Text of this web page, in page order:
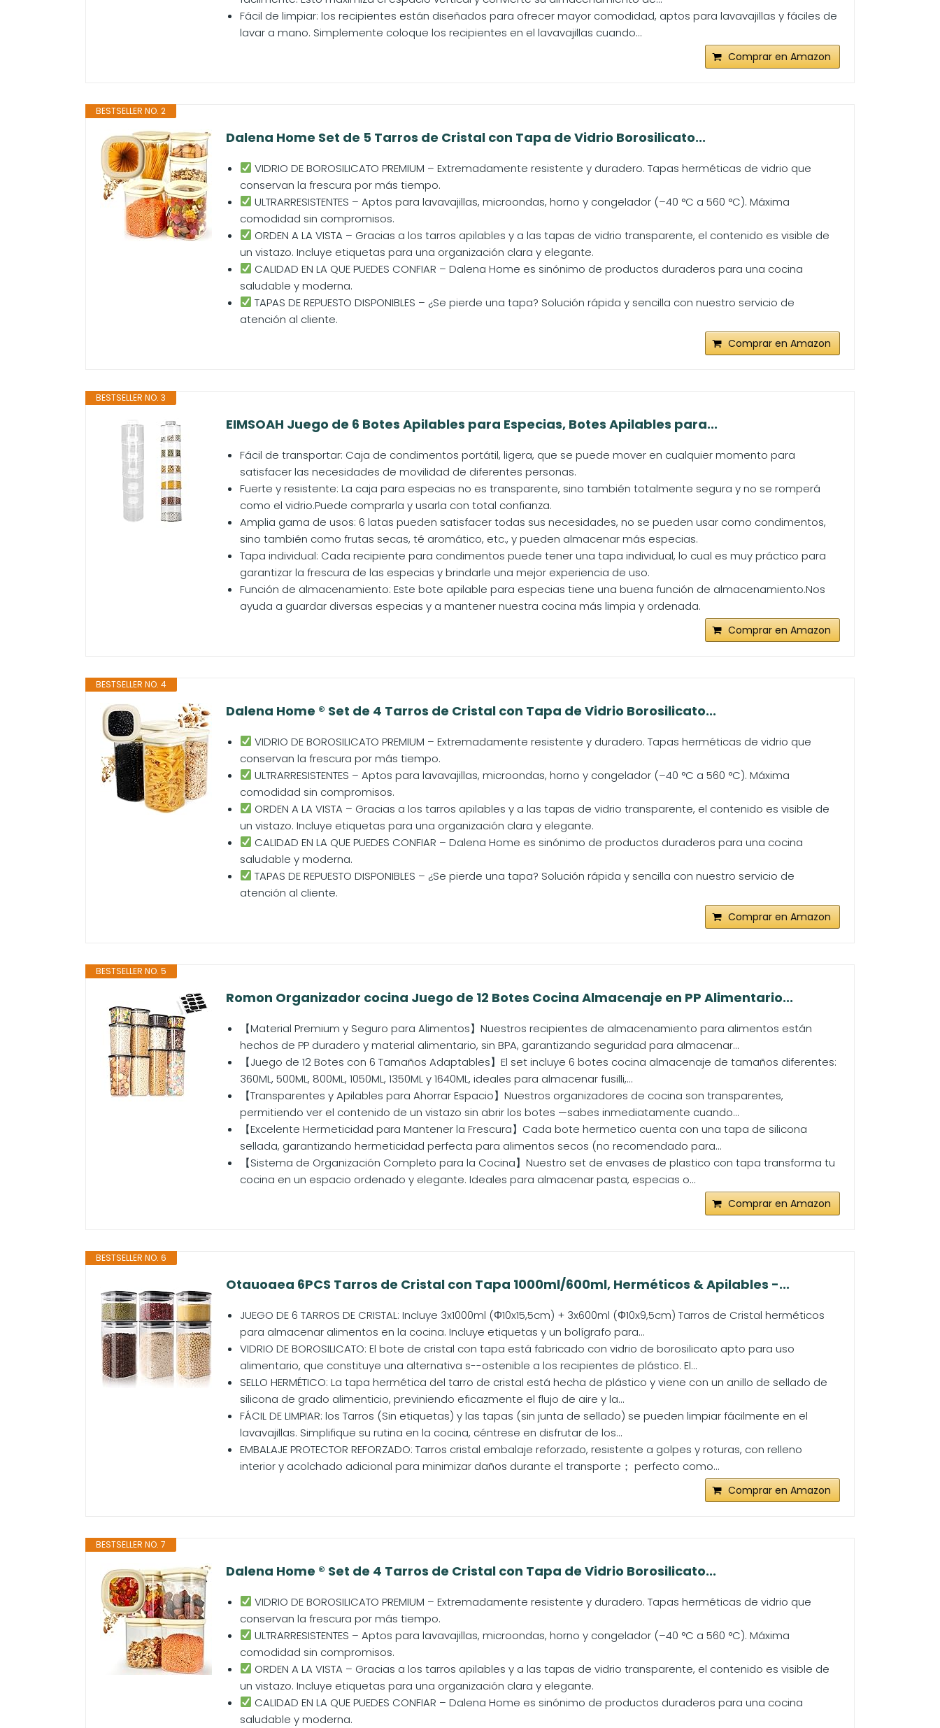
Fácil de limpiar: los recipientes están diseñados para ofrecer mayor comodidad, aptos para lavavajillas y fáciles de
lavar a mano. Simplemente coloque los recipientes en el lavavajillas cuando...
Comprar en Amazon
BESTSELLER NO. 2
Dalena Home Set de 5 Tarros de Cristal con Tapa de Vidrio Borosilicato...
VIDRIO DE BOROSILICATO PREMIUM – Extremadamente resistente y duradero. Tapas herméticas de vidrio que
conservan la frescura por más tiempo.
ULTRARRESISTENTES – Aptos para lavavajillas, microondas, horno y congelador (–40 °C a 560 °C). Máxima
comodidad sin compromisos.
ORDEN A LA VISTA – Gracias a los tarros apilables y a las tapas de vidrio transparente, el contenido es visible de
un vistazo. Incluye etiquetas para una organización clara y elegante.
CALIDAD EN LA QUE PUEDES CONFIAR – Dalena Home es sinónimo de productos duraderos para una cocina
saludable y moderna.
TAPAS DE REPUESTO DISPONIBLES – ¿Se pierde una tapa? Solución rápida y sencilla con nuestro servicio de
atención al cliente.
Comprar en Amazon
BESTSELLER NO. 3
EIMSOAH Juego de 6 Botes Apilables para Especias, Botes Apilables para...
Fácil de transportar: Caja de condimentos portátil, ligera, que se puede mover en cualquier momento para
satisfacer las necesidades de movilidad de diferentes personas.
Fuerte y resistente: La caja para especias no es transparente, sino también totalmente segura y no se romperá
como el vidrio.Puede comprarla y usarla con total confianza.
Amplia gama de usos: 6 latas pueden satisfacer todas sus necesidades, no se pueden usar como condimentos,
sino también como frutas secas, té aromático, etc., y pueden almacenar más especias.
Tapa individual: Cada recipiente para condimentos puede tener una tapa individual, lo cual es muy práctico para
garantizar la frescura de las especias y brindarle una mejor experiencia de uso.
Función de almacenamiento: Este bote apilable para especias tiene una buena función de almacenamiento.Nos
ayuda a guardar diversas especias y a mantener nuestra cocina más limpia y ordenada.
Comprar en Amazon
BESTSELLER NO. 4
Dalena Home ® Set de 4 Tarros de Cristal con Tapa de Vidrio Borosilicato...
VIDRIO DE BOROSILICATO PREMIUM – Extremadamente resistente y duradero. Tapas herméticas de vidrio que
conservan la frescura por más tiempo.
ULTRARRESISTENTES – Aptos para lavavajillas, microondas, horno y congelador (–40 °C a 560 °C). Máxima
comodidad sin compromisos.
ORDEN A LA VISTA – Gracias a los tarros apilables y a las tapas de vidrio transparente, el contenido es visible de
un vistazo. Incluye etiquetas para una organización clara y elegante.
CALIDAD EN LA QUE PUEDES CONFIAR – Dalena Home es sinónimo de productos duraderos para una cocina
saludable y moderna.
TAPAS DE REPUESTO DISPONIBLES – ¿Se pierde una tapa? Solución rápida y sencilla con nuestro servicio de
atención al cliente.
Comprar en Amazon
BESTSELLER NO. 5
Romon Organizador cocina Juego de 12 Botes Cocina Almacenaje en PP Alimentario...
【Material Premium y Seguro para Alimentos】Nuestros recipientes de almacenamiento para alimentos están
hechos de PP duradero y material alimentario, sin BPA, garantizando seguridad para almacenar...
【Juego de 12 Botes con 6 Tamaños Adaptables】El set incluye 6 botes cocina almacenaje de tamaños diferentes:
360ML, 500ML, 800ML, 1050ML, 1350ML y 1640ML, ideales para almacenar fusilli,...
【Transparentes y Apilables para Ahorrar Espacio】Nuestros organizadores de cocina son transparentes,
permitiendo ver el contenido de un vistazo sin abrir los botes —sabes inmediatamente cuando...
【Excelente Hermeticidad para Mantener la Frescura】Cada bote hermetico cuenta con una tapa de silicona
sellada, garantizando hermeticidad perfecta para alimentos secos (no recomendado para...
【Sistema de Organización Completo para la Cocina】Nuestro set de envases de plastico con tapa transforma tu
cocina en un espacio ordenado y elegante. Ideales para almacenar pasta, especias o...
Comprar en Amazon
BESTSELLER NO. 6
Otauoaea 6PCS Tarros de Cristal con Tapa 1000ml/600ml, Herméticos & Apilables -...
JUEGO DE 6 TARROS DE CRISTAL: Incluye 3x1000ml (Φ10x15,5cm) + 3x600ml (Φ10x9,5cm) Tarros de Cristal herméticos
para almacenar alimentos en la cocina. Incluye etiquetas y un bolígrafo para...
VIDRIO DE BOROSILICATO: El bote de cristal con tapa está fabricado con vidrio de borosilicato apto para uso
alimentario, que constituye una alternativa s--ostenible a los recipientes de plástico. El...
SELLO HERMÉTICO: La tapa hermética del tarro de cristal está hecha de plástico y viene con un anillo de sellado de
silicona de grado alimenticio, previniendo eficazmente el flujo de aire y la...
FÁCIL DE LIMPIAR: los Tarros (Sin etiquetas) y las tapas (sin junta de sellado) se pueden limpiar fácilmente en el
lavavajillas. Simplifique su rutina en la cocina, céntrese en disfrutar de los...
EMBALAJE PROTECTOR REFORZADO: Tarros cristal embalaje reforzado, resistente a golpes y roturas, con relleno
interior y acolchado adicional para minimizar daños durante el transporte； perfecto como...
Comprar en Amazon
BESTSELLER NO. 7
Dalena Home ® Set de 4 Tarros de Cristal con Tapa de Vidrio Borosilicato...
VIDRIO DE BOROSILICATO PREMIUM – Extremadamente resistente y duradero. Tapas herméticas de vidrio que
conservan la frescura por más tiempo.
ULTRARRESISTENTES – Aptos para lavavajillas, microondas, horno y congelador (–40 °C a 560 °C). Máxima
comodidad sin compromisos.
ORDEN A LA VISTA – Gracias a los tarros apilables y a las tapas de vidrio transparente, el contenido es visible de
un vistazo. Incluye etiquetas para una organización clara y elegante.
CALIDAD EN LA QUE PUEDES CONFIAR – Dalena Home es sinónimo de productos duraderos para una cocina
saludable y moderna.